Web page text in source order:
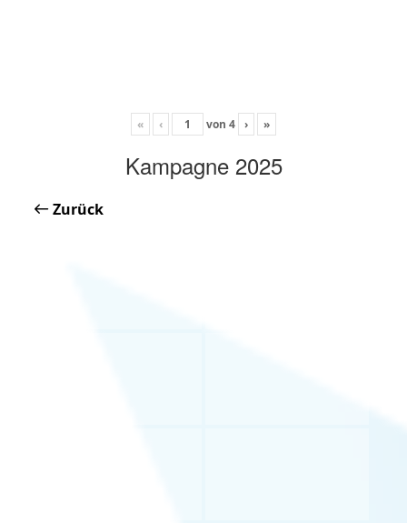
« ‹ von 4 › »
Kampagne 2025
Zurück